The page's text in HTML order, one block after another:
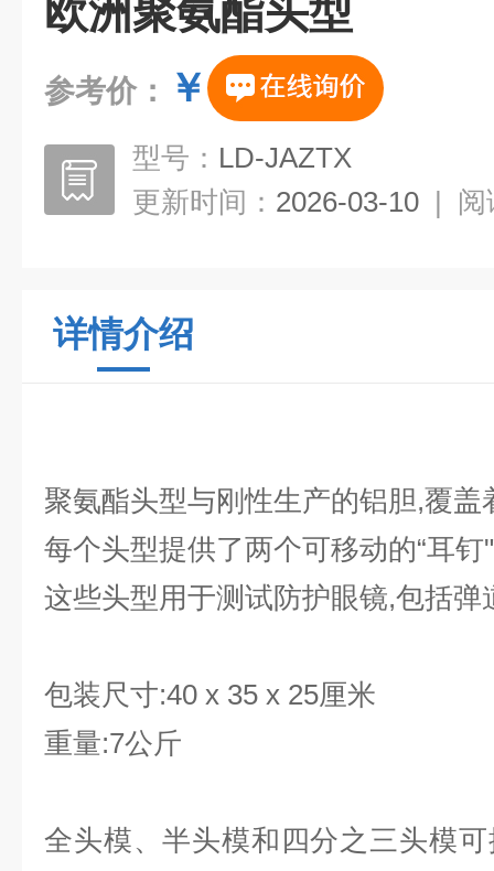
欧洲聚氨酯头型
参考价： ￥
型号： LD-JAZTX
更新时间： 2026-03-10 | 阅
详情介绍
聚氨酯头型与刚性生产的铝胆,覆
每个头型提供了两个可移动的“耳
这些头型用于测试防护眼镜,包括
包装尺寸:40 x 35 x 25厘米
重量:7公斤
全头模、半头模和四分之三头模